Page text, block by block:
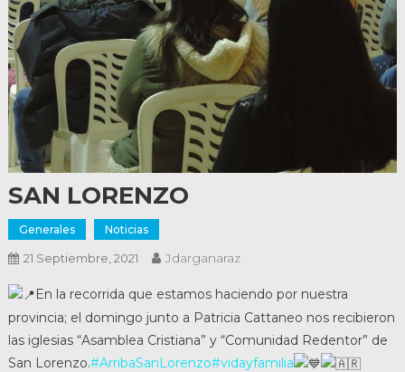
SAN LORENZO
Generales Noticias
21 Septiembre, 2021 Jdarganaraz
En la recorrida que estamos haciendo por nuestra
provincia; el domingo junto a Patricia Cattaneo nos recibieron
las iglesias “Asamblea Cristiana” y “Comunidad Redentor” de
San Lorenzo.#ArribaSanLorenzo#vidayfamilia